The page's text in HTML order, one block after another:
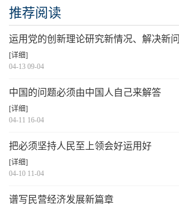
推荐阅读
运用党的创新理论研究新情况、解决新
[详细]
04-13 09-04
中国的问题必须由中国人自己来解答
[详细]
04-11 16-04
把必须坚持人民至上领会好运用好
[详细]
04-10 11-04
谱写民营经济发展新篇章